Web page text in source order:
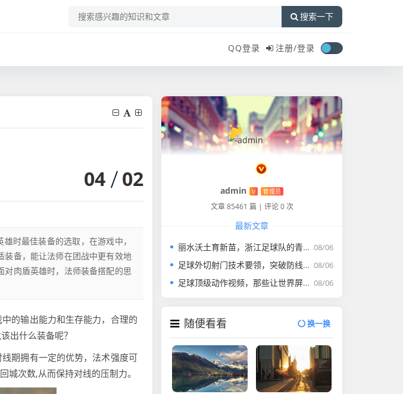
搜索一下
QQ登录 注册/登录
04 02
时最佳装备的选取，在游戏中，
装备，能让法师在团战中更有效地
肉盾英雄时，法师装备搭配的思
的输出能力和生存能力，合理的
出什么装备呢？
期拥有一定的优势，法术强度可
城次数,从而保持对线的压制力。
admin V 管理员
文章 85461 篇 | 评论 0 次
最新文章
08/06
丽水沃土育新苗，浙江足球队的青训摇篮与梦想启航，丽水沃土育新苗，浙江足球青训摇篮与梦想启航
08/06
足球外切射门技术要领，突破防线，一击致命，足球外切射门，突破防线，一击致命的技术要领
08/06
足球顶级动作视频，那些让世界屏息的绿茵神迹，绿茵神迹，让世界屏息的顶级足球动作
随便看看 换一换